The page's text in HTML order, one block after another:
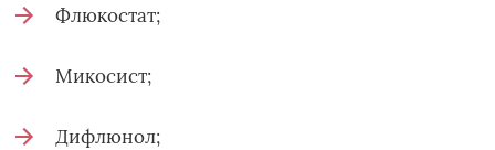
Флюкостат;
Микосист;
Дифлюнол;